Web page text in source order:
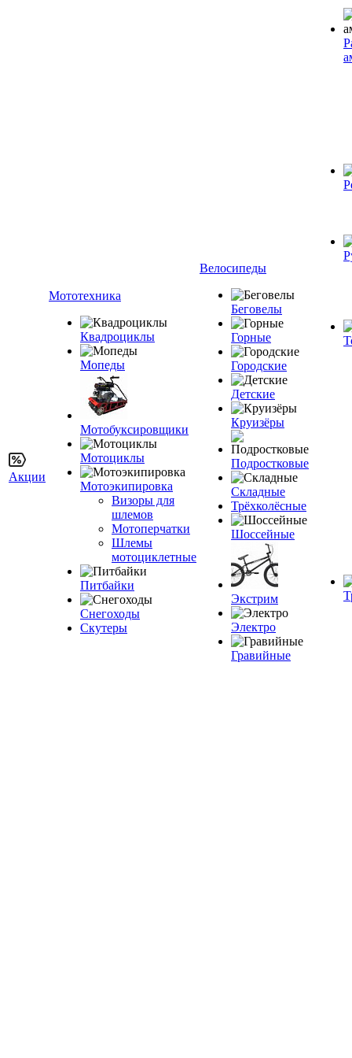
Акции
Мототехника
Квадроциклы
Мопеды
Мотобуксировщики
Мотоциклы
Мотоэкипировка
Визоры для
шлемов
Мотоперчатки
Шлемы
мотоциклетные
Питбайки
Снегоходы
Скутеры
Велосипеды
Беговелы
Горные
Городские
Детские
Круизёры
Подростковые
Складные
Трёхколёсные
Шоссейные
Экстрим
Электро
Гравийные